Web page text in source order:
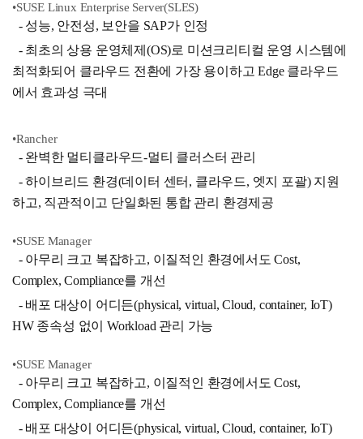
•SUSE Linux Enterprise Server(SLES)
- 성능, 안전성, 보안을 SAP가 인정
- 최초의 상용 운영체제(OS)로 미션크리티컬 운영 시스템에
최적화되어 클라우드 전환에 가장 용이하고 Edge 클라우드
에서 효과성 극대
•Rancher
- 완벽한 멀티클라우드-멀티 클러스터 관리
- 하이브리드 환경(데이터 센터, 클라우드, 엣지 포괄) 지원
하고, 직관적이고 단일화된 통합 관리 환경제공
•SUSE Manager
- 아무리 크고 복잡하고, 이질적인 환경에서도 Cost,
Complex, Compliance를 개선
- 배포 대상이 어디든(physical, virtual, Cloud, container, IoT)
HW 종속성 없이 Workload 관리 가능
•SUSE Manager
- 아무리 크고 복잡하고, 이질적인 환경에서도 Cost,
Complex, Compliance를 개선
- 배포 대상이 어디든(physical, virtual, Cloud, container, IoT)